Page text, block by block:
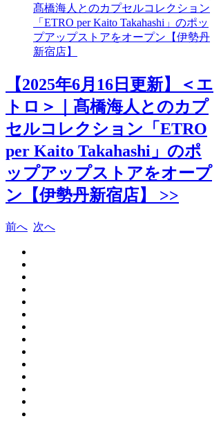
髙橋海人とのカプセルコレクション
「ETRO per Kaito Takahashi」のポッ
プアップストアをオープン【伊勢丹
新宿店】
【2025年6月16日更新】＜エ
トロ＞｜髙橋海人とのカプ
セルコレクション「ETRO
per Kaito Takahashi」のポ
ップアップストアをオープ
ン【伊勢丹新宿店】 >>
前へ 次へ